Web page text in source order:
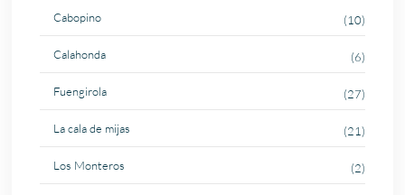
Cabopino (10)
Calahonda (6)
Fuengirola (27)
La cala de mijas (21)
Los Monteros (2)